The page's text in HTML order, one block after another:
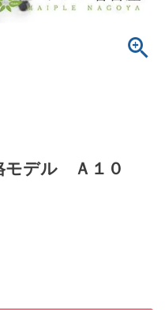
デル Ａ１０